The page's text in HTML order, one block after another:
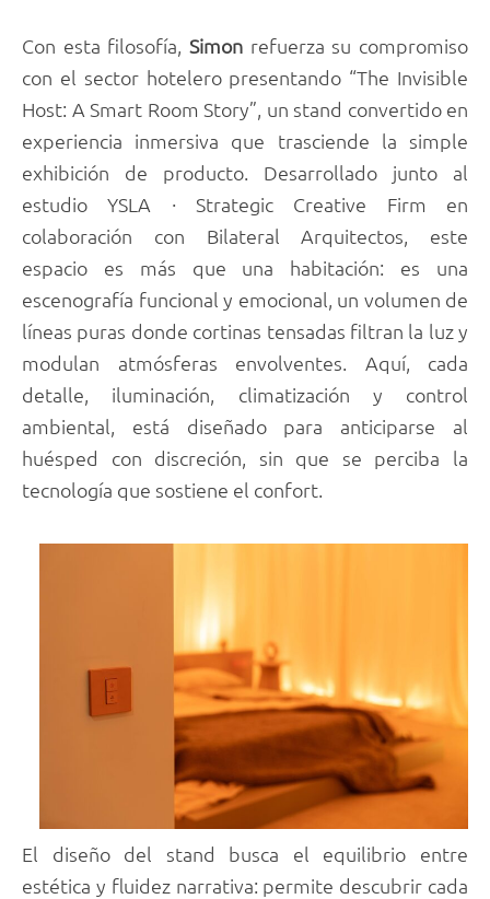
Con esta filosofía, Simon refuerza su compromiso
con el sector hotelero presentando “The Invisible
Host: A Smart Room Story”, un stand convertido en
experiencia inmersiva que trasciende la simple
exhibición de producto. Desarrollado junto al
estudio YSLA · Strategic Creative Firm en
colaboración con Bilateral Arquitectos, este
espacio es más que una habitación: es una
escenografía funcional y emocional, un volumen de
líneas puras donde cortinas tensadas filtran la luz y
modulan atmósferas envolventes. Aquí, cada
detalle, iluminación, climatización y control
ambiental, está diseñado para anticiparse al
huésped con discreción, sin que se perciba la
tecnología que sostiene el confort.
El diseño del stand busca el equilibrio entre
estética y fluidez narrativa: permite descubrir cada